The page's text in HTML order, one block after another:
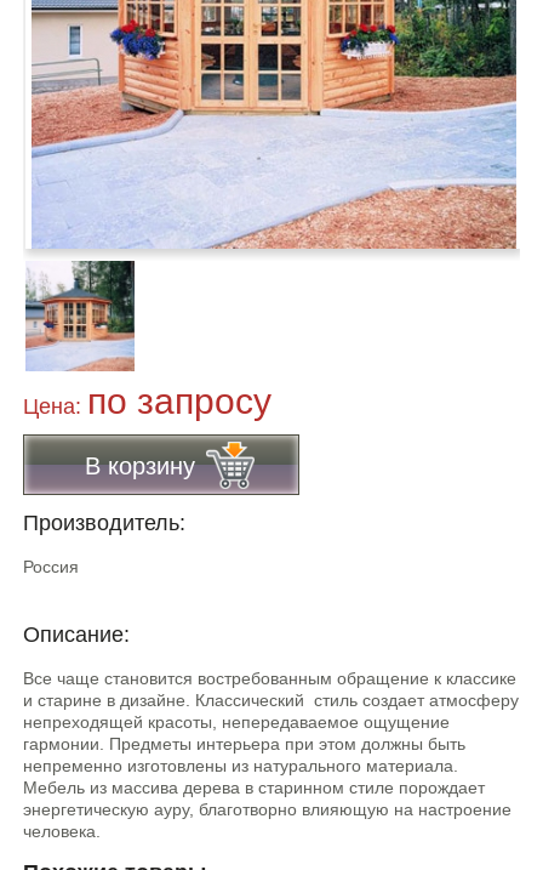
Цена: по запросу
В корзину
Производитель:
Россия
Описание:
Все чаще становится востребованным обращение к классике
и старине в дизайне. Классический стиль создает атмосферу
непреходящей красоты, непередаваемое ощущение
гармонии. Предметы интерьера при этом должны быть
непременно изготовлены из натурального материала.
Мебель из массива дерева в старинном стиле порождает
энергетическую ауру, благотворно влияющую на настроение
человека.